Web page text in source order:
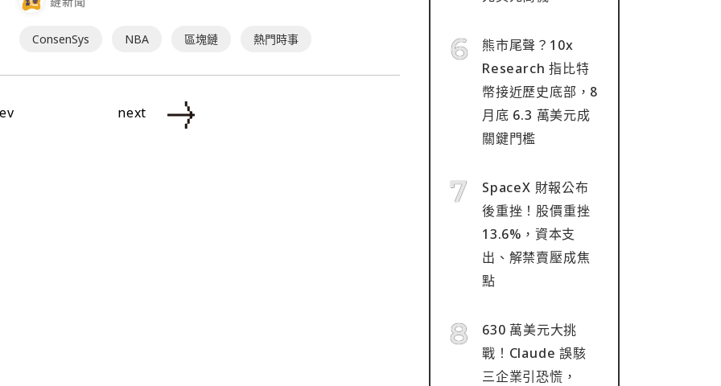
ConsenSys NBA 區塊鏈 熱門時事
next
熊市尾聲？10x
Research 指比特
幣接近歷史底部，8
月底 6.3 萬美元成
關鍵門檻
SpaceX 財報公布
後重挫！股價重挫
13.6%，資本支
出、解禁賣壓成焦
點
630 萬美元大挑
戰！Claude 誤駭
三企業引恐慌，